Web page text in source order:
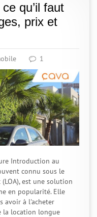
qu’il faut
prix et
1
Introduction au
connu sous le
est une solution
en popularité. Elle
avoir à l'acheter
la location longue